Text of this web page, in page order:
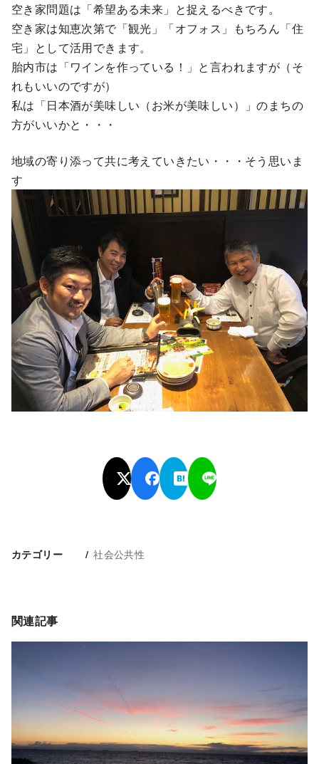
空き家問題は「希望ある未来」と捉えるべきです。
空き家は知恵次第で「観光」「オフォス」もちろん「住
宅」として活用できます。
胎内市は「ワインを作っている！」と言われますが（そ
れもいいのですが）
私は「日本酒が美味しい（お米が美味しい）」のまちの
方がいいかと・・・
地域の寄り添って共に考えていきたい・・・そう思いま
す
カテゴリー 社会公共性
関連記事